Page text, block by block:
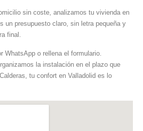
sin coste, analizamos tu vivienda en
un presupuesto claro, sin letra pequeña y
final.
WhatsApp o rellena el formulario.
la instalación en el plazo que
tu confort en Valladolid es lo